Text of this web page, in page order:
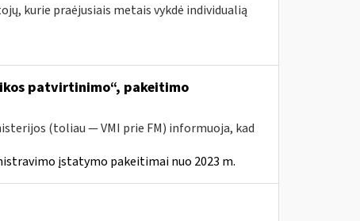
kurie praėjusiais metais vykdė individualią
patvirtinimo“, pakeitimo
(toliau ― VMI prie FM) informuoja, kad
įstatymo pakeitimai nuo 2023 m.